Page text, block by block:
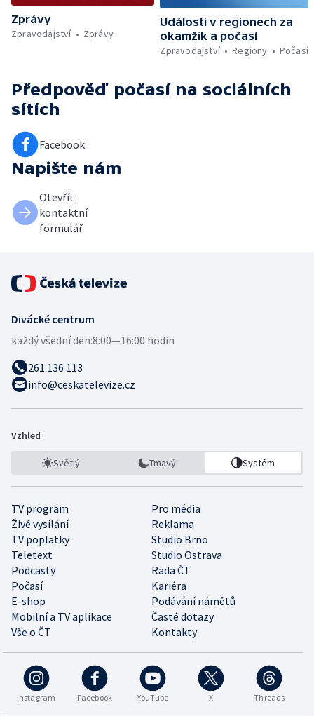
Zprávy
Zpravodajství
Zprávy
Události v regionech za
okamžik a počasí
Zpravodajství
Regiony Počasí
Předpověď počasí na sociálních
sítích
Facebook
Napište nám
Otevřít
kontaktní
formulář
Divácké centrum
každý všední den:8:00—16:00 hodin
261 136 113
info@ceskatelevize.cz
Vzhled
Světlý Tmavý Systém
TV program
Pro média
Živé vysílání
Reklama
TV poplatky
Studio Brno
Teletext
Studio Ostrava
Podcasty
Rada ČT
Počasí
Kariéra
E-shop
Podávání námětů
Mobilní a TV aplikace
Časté dotazy
Vše o ČT
Kontakty
Instagram Facebook YouTube X Threads